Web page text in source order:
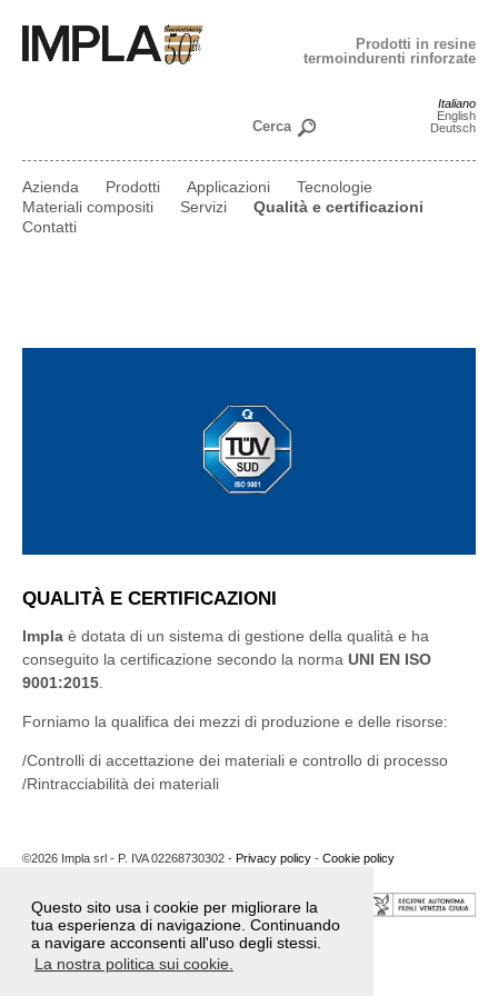
Questo sito usa i cookie per migliorare la
tua esperienza di navigazione. Continuando
a navigare acconsenti all'uso degli stessi.
La nostra politica sui cookie.
Prodotti in resine
termoindurenti rinforzate
Italiano
English
Deutsch
Azienda Prodotti Applicazioni
Tecnologie
Materiali compositi
Servizi
Qualità e certificazioni
Contatti
QUALITÀ E CERTIFICAZIONI
Impla è dotata di un sistema di gestione della qualità e ha
conseguito la certificazione secondo la norma UNI EN ISO
9001:2015
Forniamo la qualifica dei mezzi di produzione e delle risorse:
Controlli di accettazione dei materiali e controllo di processo
Rintracciabilità dei materiali
©2026 Impla srl - P. IVA 02268730302 - Privacy policy - Cookie policy
Poster Bando 2020
Poster Bando 2024